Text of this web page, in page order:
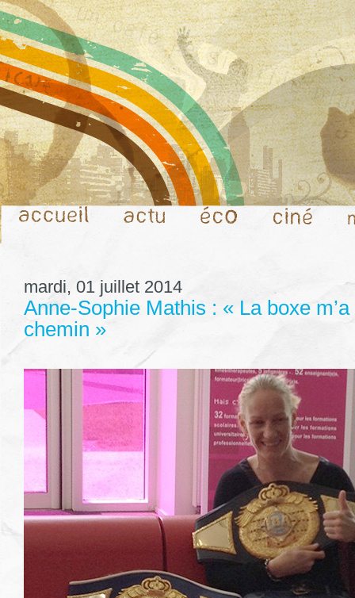
mardi, 01 juillet 2014
Anne-Sophie Mathis : « La boxe
chemin »